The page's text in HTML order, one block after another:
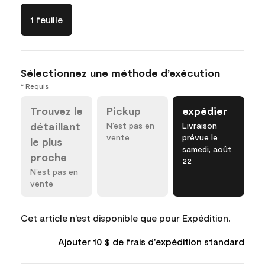
1 feuille
Sélectionnez une méthode d’exécution
* Requis
Trouvez le
détaillant
le plus
proche
N’est pas en
vente
Pickup
N’est pas en
vente
expédier
Livraison
prévue le
samedi, août
22
Cet article n’est disponible que pour Expédition.
Ajouter 10 $ de frais d'expédition standard